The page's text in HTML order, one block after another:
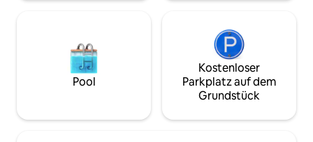
Pool
Kostenloser
Parkplatz auf dem
Grundstück